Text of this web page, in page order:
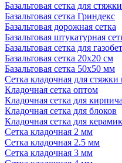
Базальтовая сетка для стяжки
Базальтовая сетка Гриндекс
Базальтовая дорожная сетка
Базальтовая штукатурная
Базальтовая сетка для
Базальтовая сетка 20x20 см
Базальтовая сетка 50x50 мм
Сетка кладочная для стяжки
Кладочная сетка оптом
Кладочная сетка для кирпича
Кладочная сетка для блоков
Кладочная сетка для
Сетка кладочная 2 мм
Сетка кладочная 2.5 мм
Сетка кладочная 3 мм